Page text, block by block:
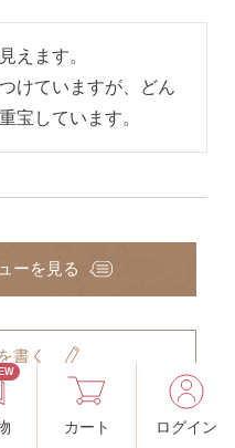
カート ログイン
えます。
けていますが、どん
宝しています。
ーを見る
書く